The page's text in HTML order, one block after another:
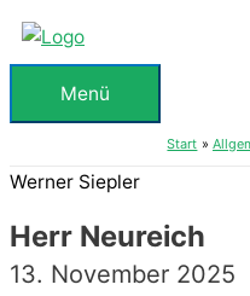
Zum
Inhalt
springenMenü
Menü
Start
Werner Siepler
Herr Neureich
13. November 2025